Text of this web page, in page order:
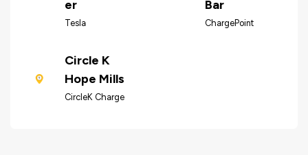
er
Tesla
Bar
ChargePoint
Circle K
Hope Mills
CircleK Charge